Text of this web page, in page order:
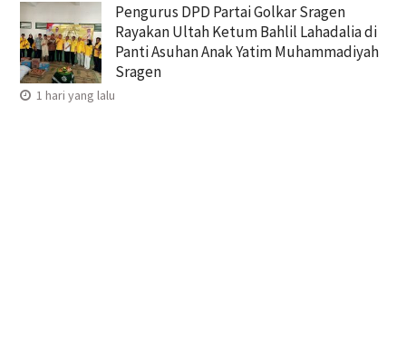
Pengurus DPD Partai Golkar Sragen
Rayakan Ultah Ketum Bahlil Lahadalia di
Panti Asuhan Anak Yatim Muhammadiyah
Sragen
1 hari yang lalu